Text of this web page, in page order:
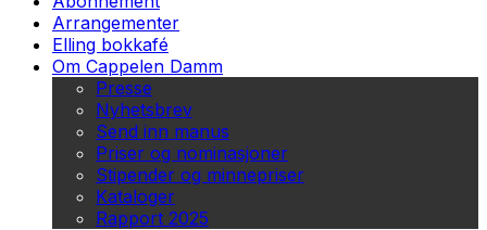
Arrangementer
Elling bokkafé
Om Cappelen Damm
Presse
Nyhetsbrev
Send inn manus
Priser og nominasjoner
Stipender og minnepriser
Kataloger
Rapport 2025